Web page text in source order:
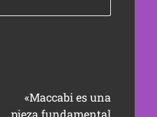
«Maccabi es una